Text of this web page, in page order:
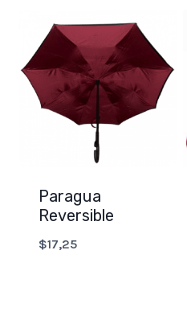
Paragua
Reversible
$17,25